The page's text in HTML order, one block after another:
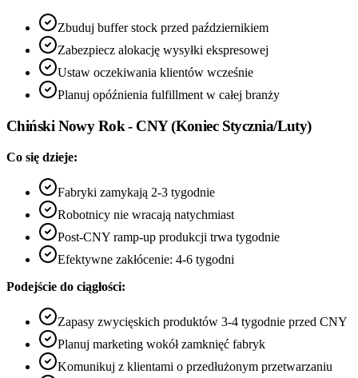
Zbuduj buffer stock przed październikiem
Zabezpiecz alokację wysyłki ekspresowej
Ustaw oczekiwania klientów wcześnie
Planuj opóźnienia fulfillment w całej branży
Chiński Nowy Rok - CNY (Koniec Stycznia/Luty)
Co się dzieje:
Fabryki zamykają 2-3 tygodnie
Robotnicy nie wracają natychmiast
Post-CNY ramp-up produkcji trwa tygodnie
Efektywne zakłócenie: 4-6 tygodni
Podejście do ciągłości:
Zapasy zwycięskich produktów 3-4 tygodnie przed CNY
Planuj marketing wokół zamknięć fabryk
Komunikuj z klientami o przedłużonym przetwarzaniu